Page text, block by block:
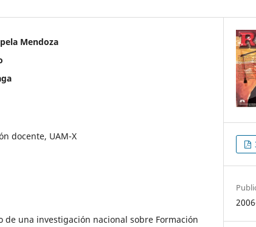
Mendoza
docente, UAM-X
de una investigación nacional sobre Formación